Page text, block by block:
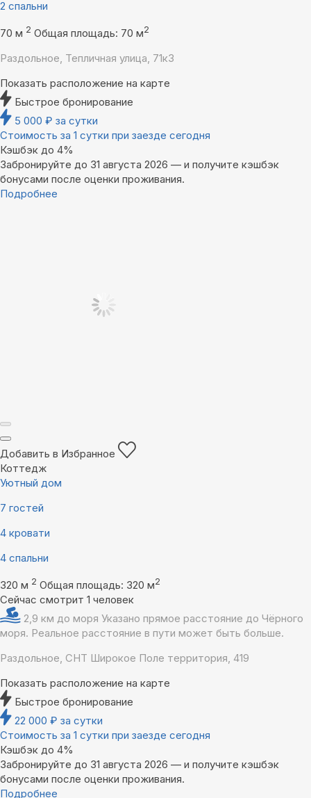
2 спальни
70 м 2 Общая площадь: 70 м2
Раздольное, Тепличная улица, 71к3
Показать расположение на карте
Быстрое бронирование
5 000 ₽ за сутки
Стоимость за 1 сутки при заезде сегодня
Кэшбэк до 4%
Забронируйте до 31 августа 2026 — и получите кэшбэк
бонусами после оценки проживания.
Подробнее
Добавить в Избранное
Коттедж
Уютный дом
7 гостей
4 кровати
4 спальни
320 м 2 Общая площадь: 320 м2
Сейчас смотрит 1 человек
2,9 км до моря Указано прямое расстояние до Чёрного
моря. Реальное расстояние в пути может быть больше.
Раздольное, СНТ Широкое Поле территория, 419
Показать расположение на карте
Быстрое бронирование
22 000 ₽ за сутки
Стоимость за 1 сутки при заезде сегодня
Кэшбэк до 4%
Забронируйте до 31 августа 2026 — и получите кэшбэк
бонусами после оценки проживания.
Подробнее